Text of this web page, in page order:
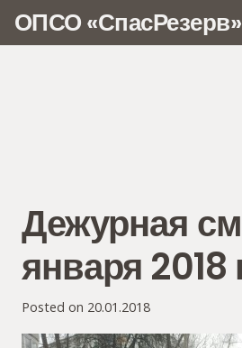
ОПСО «СпасРезерв»
Дежурная
января 2018
Posted on 20.01.2018